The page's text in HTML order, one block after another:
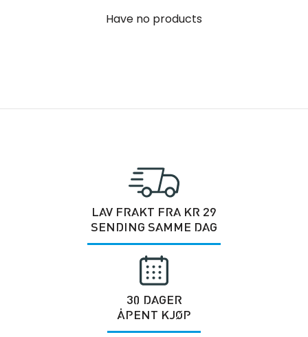
Have no products
LAV FRAKT FRA KR 29
SENDING SAMME DAG
30 DAGER
ÅPENT KJØP